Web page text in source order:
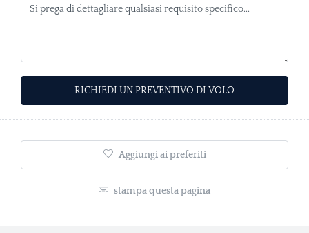
Aggiungi ai preferiti
stampa questa pagina